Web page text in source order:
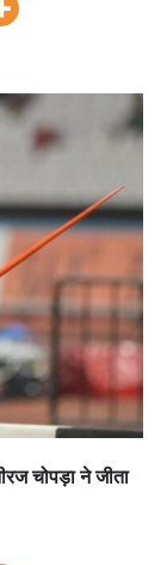
चोपड़ा ने जीता